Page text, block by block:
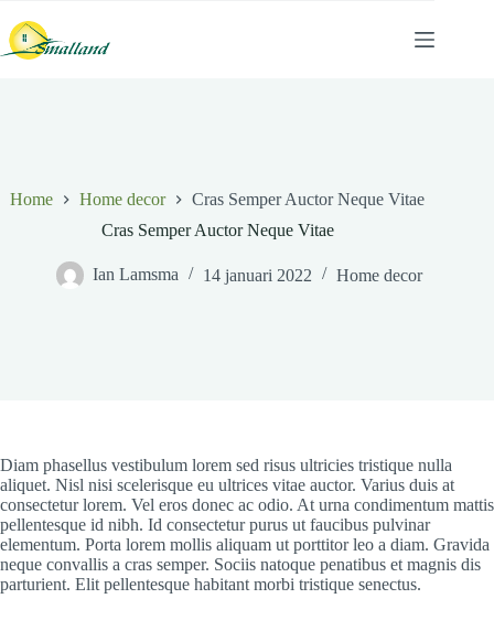
Home Home decor
Cras Semper Auctor Neque Vitae
Cras Semper Auctor Neque Vitae
Ian Lamsma 14 januari 2022 Home decor
Diam phasellus vestibulum lorem sed risus ultricies tristique nulla
aliquet. Nisl nisi scelerisque eu ultrices vitae auctor. Varius duis at
consectetur lorem. Vel eros donec ac odio. At urna condimentum mattis
pellentesque id nibh. Id consectetur purus ut faucibus pulvinar
elementum. Porta lorem mollis aliquam ut porttitor leo a diam. Gravida
neque convallis a cras semper. Sociis natoque penatibus et magnis dis
parturient. Elit pellentesque habitant morbi tristique senectus.